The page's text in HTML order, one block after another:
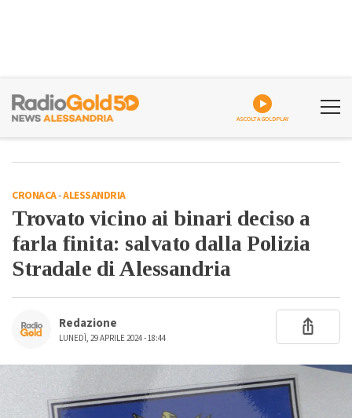
ASCOLTA GOLDPLAY
CRONACA-ALESSANDRIA
Trovato vicino ai binari deciso a
farla finita: salvato dalla Polizia
Stradale di Alessandria
Redazione
LUNEDÌ, 29 APRILE 2024 - 18:44